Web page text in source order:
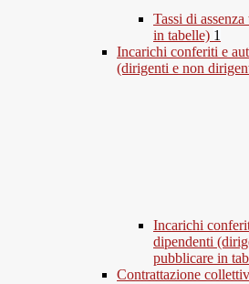
Tassi di
in tabelle) 1
Incarichi conferiti e
(dirigenti e non
Incarichi
dipendenti
pubblicare in
Contrattazione